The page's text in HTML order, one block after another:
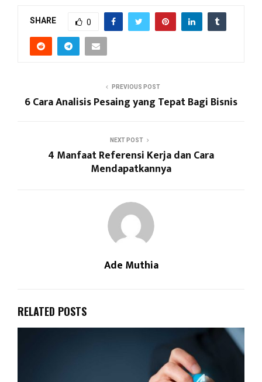
SHARE 0
PREVIOUS POST
6 Cara Analisis Pesaing yang Tepat Bagi Bisnis
NEXT POST
4 Manfaat Referensi Kerja dan Cara
Mendapatkannya
Ade Muthia
RELATED POSTS